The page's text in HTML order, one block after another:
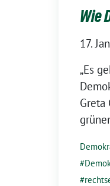
Wie
17.
„Es
Greta